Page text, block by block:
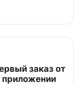
заказ от
приложении